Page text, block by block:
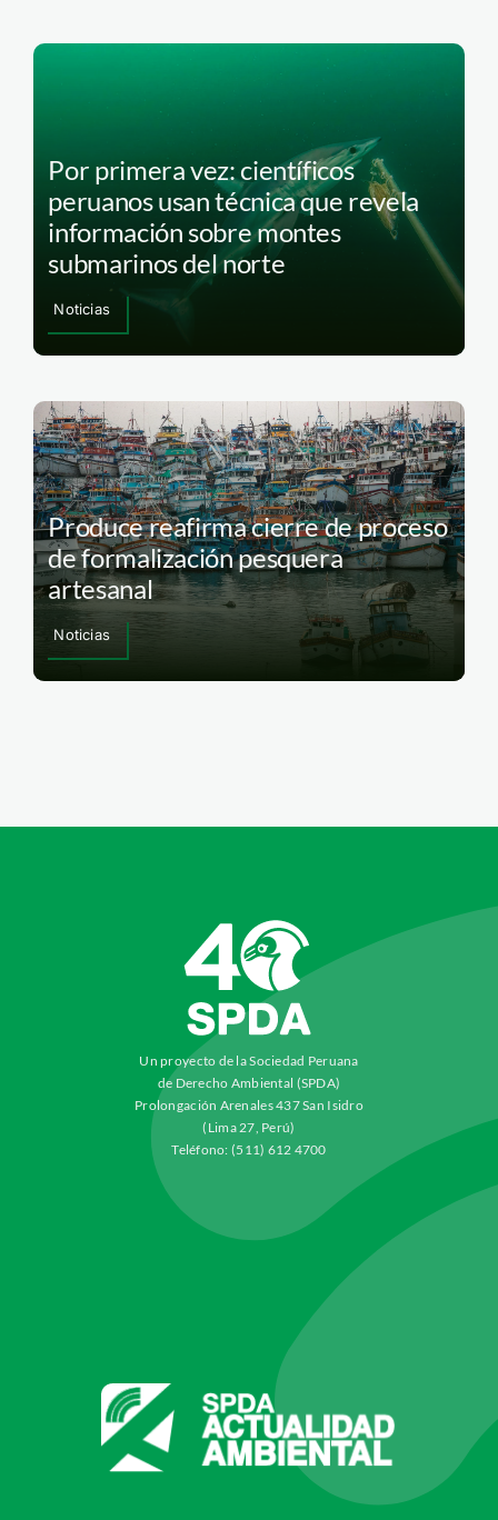
Por primera vez: científicos
peruanos usan técnica que revela
información sobre montes
submarinos del norte
Noticias
Produce reafirma cierre de proceso
de formalización pesquera
artesanal
Noticias
Un proyecto de la Sociedad Peruana
de Derecho Ambiental (SPDA)
Prolongación Arenales 437 San Isidro
(Lima 27, Perú)
Teléfono: (511) 612 4700